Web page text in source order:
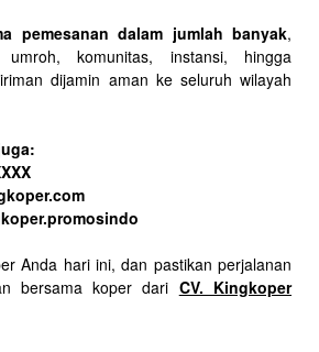
pemesanan dalam jumlah banyak,
komunitas, instansi, hingga
dijamin aman ke seluruh wilayah
Anda hari ini, dan pastikan perjalanan
bersama koper dari CV. Kingkoper